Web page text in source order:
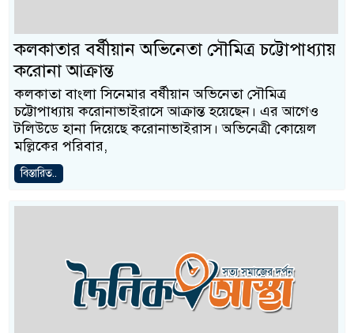
কলকাতার বর্ষীয়ান অভিনেতা সৌমিত্র চট্টোপাধ্যায়
করোনা আক্রান্ত
কলকাতা বাংলা সিনেমার বর্ষীয়ান অভিনেতা সৌমিত্র
চট্টোপাধ্যায় করোনাভাইরাসে আক্রান্ত হয়েছেন। এর আগেও
টলিউডে হানা দিয়েছে করোনাভাইরাস। অভিনেত্রী কোয়েল
মল্লিকের পরিবার,
বিস্তারিত..